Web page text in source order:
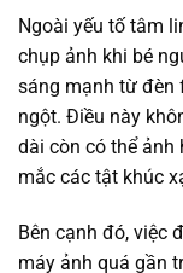
Ngoài yếu tố tâm
chụp ảnh khi bé
sáng mạnh từ đèn
ngột. Điều này
dài còn có thể
mắc các tật khúc
Bên cạnh đó, việc
máy ảnh quá gần